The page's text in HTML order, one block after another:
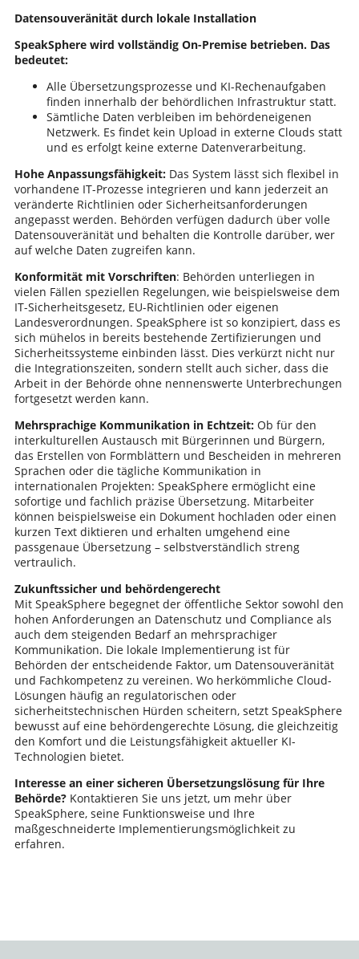
Datensouveränität durch lokale Installation
SpeakSphere wird vollständig On-Premise betrieben. Das
bedeutet:
Alle Übersetzungsprozesse und KI-Rechenaufgaben
finden innerhalb der behördlichen Infrastruktur statt.
Sämtliche Daten verbleiben im behördeneigenen
Netzwerk. Es findet kein Upload in externe Clouds statt
und es erfolgt keine externe Datenverarbeitung.
Hohe Anpassungsfähigkeit:Das System lässt sich flexibel in
vorhandene IT-Prozesse integrieren und kann jederzeit an
veränderte Richtlinien oder Sicherheitsanforderungen
angepasst werden. Behörden verfügen dadurch über volle
Datensouveränität und behalten die Kontrolle darüber, wer
auf welche Daten zugreifen kann.
Konformität mit Vorschriften: Behörden unterliegen in
vielen Fällen speziellen Regelungen, wie beispielsweise dem
IT-Sicherheitsgesetz, EU-Richtlinien oder eigenen
Landesverordnungen. SpeakSphere ist so konzipiert, dass es
sich mühelos in bereits bestehende Zertifizierungen und
Sicherheitssysteme einbinden lässt. Dies verkürzt nicht nur
die Integrationszeiten, sondern stellt auch sicher, dass die
Arbeit in der Behörde ohne nennenswerte Unterbrechungen
fortgesetzt werden kann.
Mehrsprachige Kommunikation in Echtzeit: Ob für den
interkulturellen Austausch mit Bürgerinnen und Bürgern,
das Erstellen von Formblättern und Bescheiden in mehreren
Sprachen oder die tägliche Kommunikation in
internationalen Projekten: SpeakSphere ermöglicht eine
sofortige und fachlich präzise Übersetzung. Mitarbeiter
können beispielsweise ein Dokument hochladen oder einen
kurzen Text diktieren und erhalten umgehend eine
passgenaue Übersetzung – selbstverständlich streng
vertraulich.
Zukunftssicher und behördengerecht
Mit SpeakSphere begegnet der öffentliche Sektor sowohl den
hohen Anforderungen an Datenschutz und Compliance als
auch dem steigenden Bedarf an mehrsprachiger
Kommunikation. Die lokale Implementierung ist für
Behörden der entscheidende Faktor, um Datensouveränität
und Fachkompetenz zu vereinen. Wo herkömmliche Cloud-
Lösungen häufig an regulatorischen oder
sicherheitstechnischen Hürden scheitern, setzt SpeakSphere
bewusst auf eine behördengerechte Lösung, die gleichzeitig
den Komfort und die Leistungsfähigkeit aktueller KI-
Technologien bietet.
Interesse an einer sicheren Übersetzungslösung für Ihre
Behörde?Kontaktieren Sie uns jetzt, um mehr über
SpeakSphere, seine Funktionsweise und Ihre
maßgeschneiderte Implementierungsmöglichkeit zu
erfahren.